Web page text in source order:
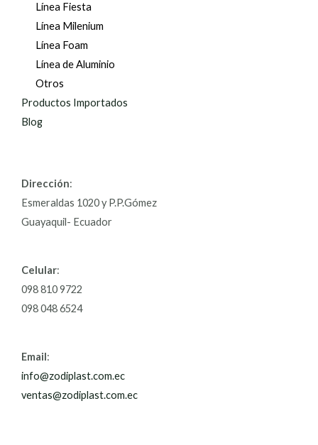
Línea Fiesta
Línea Milenium
Línea Foam
Línea de Aluminio
Otros
Productos Importados
Blog
Dirección:
Esmeraldas 1020 y P.P.Gómez
Guayaquil- Ecuador
Celular:
098 810 9722
098 048 6524
Email:
info@zodiplast.com.ec
ventas@zodiplast.com.ec